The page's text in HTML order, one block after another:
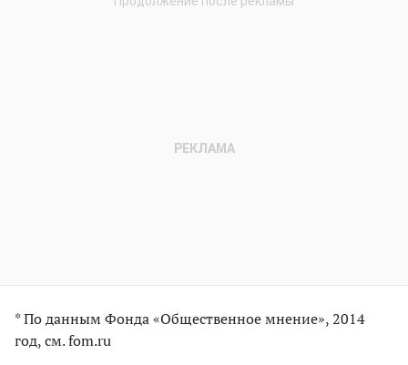
* По данным Фонда «Общественное мнение», 2014
год, см. fom.ru